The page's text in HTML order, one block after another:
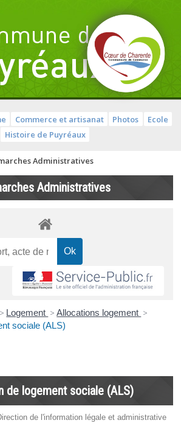
Commerce et artisanat Photos
Ecole
Histoire de Puyréaux
Administratives
Administratives
> Logement > Allocations logement >
sociale (ALS)
de logement sociale (ALS)
de l'information légale et administrative